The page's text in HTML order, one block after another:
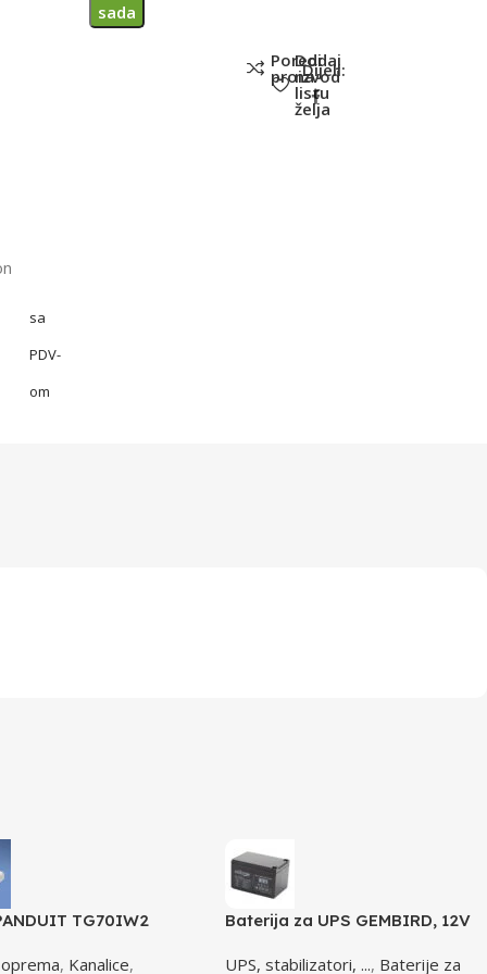
sa
PDV-
om
sada
Poredi
proizvod
Dodaj
na
listu
želja
Dijeli:
TG70IW2
, Kanalice,
Baterija za UPS GEMBIRD, 12V
UPS, stabilizatori, ..., Baterije za